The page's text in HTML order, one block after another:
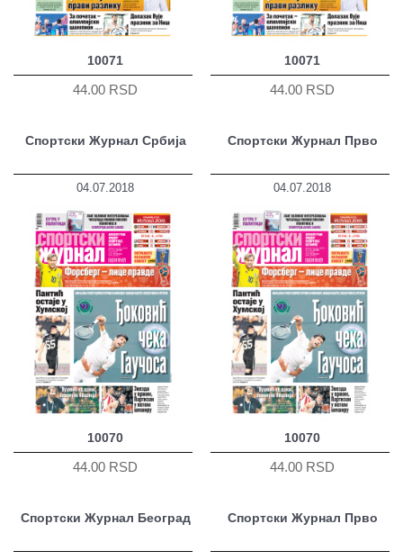
10071
44.00 RSD
10071
44.00 RSD
Спортски Журнал Србија
04.07.2018
10070
44.00 RSD
Спортски Журнал Прво
04.07.2018
10070
44.00 RSD
Спортски Журнал Београд Спортски Журнал Прво